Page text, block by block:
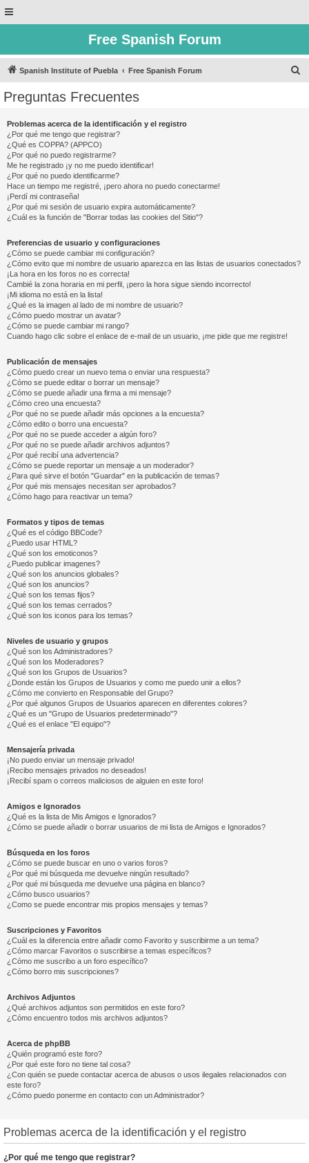
Free Spanish Forum
Spanish Institute of Puebla Free Spanish Forum
Preguntas Frecuentes
Problemas acerca de la identificación y el registro
¿Por qué me tengo que registrar?
¿Qué es COPPA? (APPCO)
¿Por qué no puedo registrarme?
Me he registrado ¡y no me puedo identificar!
¿Por qué no puedo identificarme?
Hace un tiempo me registré, ¡pero ahora no puedo conectarme!
¡Perdí mi contraseña!
¿Por qué mi sesión de usuario expira automáticamente?
¿Cuál es la función de "Borrar todas las cookies del Sitio"?
Preferencias de usuario y configuraciones
¿Cómo se puede cambiar mi configuración?
¿Cómo evito que mi nombre de usuario aparezca en las listas de usuarios conectados?
¡La hora en los foros no es correcta!
Cambié la zona horaria en mi perfil, ¡pero la hora sigue siendo incorrecto!
¡Mi idioma no está en la lista!
¿Qué es la imagen al lado de mi nombre de usuario?
¿Cómo puedo mostrar un avatar?
¿Cómo se puede cambiar mi rango?
Cuando hago clic sobre el enlace de e-mail de un usuario, ¡me pide que me registre!
Publicación de mensajes
¿Cómo puedo crear un nuevo tema o enviar una respuesta?
¿Cómo se puede editar o borrar un mensaje?
¿Cómo se puede añadir una firma a mi mensaje?
¿Cómo creo una encuesta?
¿Por qué no se puede añadir más opciones a la encuesta?
¿Cómo edito o borro una encuesta?
¿Por qué no se puede acceder a algún foro?
¿Por qué no se puede añadir archivos adjuntos?
¿Por qué recibí una advertencia?
¿Cómo se puede reportar un mensaje a un moderador?
¿Para qué sirve el botón "Guardar" en la publicación de temas?
¿Por qué mis mensajes necesitan ser aprobados?
¿Cómo hago para reactivar un tema?
Formatos y tipos de temas
¿Qué es el código BBCode?
¿Puedo usar HTML?
¿Qué son los emoticonos?
¿Puedo publicar imagenes?
¿Qué son los anuncios globales?
¿Qué son los anuncios?
¿Qué son los temas fijos?
¿Qué son los temas cerrados?
¿Qué son los iconos para los temas?
Niveles de usuario y grupos
¿Qué son los Administradores?
¿Qué son los Moderadores?
¿Qué son los Grupos de Usuarios?
¿Donde están los Grupos de Usuarios y como me puedo unir a ellos?
¿Cómo me convierto en Responsable del Grupo?
¿Por qué algunos Grupos de Usuarios aparecen en diferentes colores?
¿Qué es un "Grupo de Usuarios predeterminado"?
¿Qué es el enlace "El equipo"?
Mensajería privada
¡No puedo enviar un mensaje privado!
¡Recibo mensajes privados no deseados!
¡Recibí spam o correos maliciosos de alguien en este foro!
Amigos e Ignorados
¿Qué es la lista de Mis Amigos e Ignorados?
¿Cómo se puede añadir o borrar usuarios de mi lista de Amigos e Ignorados?
Búsqueda en los foros
¿Cómo se puede buscar en uno o varios foros?
¿Por qué mi búsqueda me devuelve ningún resultado?
¿Por qué mi búsqueda me devuelve una página en blanco?
¿Cómo busco usuarios?
¿Como se puede encontrar mis propios mensajes y temas?
Suscripciones y Favoritos
¿Cuál es la diferencia entre añadir como Favorito y suscribirme a un tema?
¿Cómo marcar Favoritos o suscribirse a temas específicos?
¿Cómo me suscribo a un foro específico?
¿Cómo borro mis suscripciones?
Archivos Adjuntos
¿Qué archivos adjuntos son permitidos en este foro?
¿Cómo encuentro todos mis archivos adjuntos?
Acerca de phpBB
¿Quién programó este foro?
¿Por qué este foro no tiene tal cosa?
¿Con quién se puede contactar acerca de abusos o usos ilegales relacionados con
este foro?
¿Cómo puedo ponerme en contacto con un Administrador?
Problemas acerca de la identificación y el registro
¿Por qué me tengo que registrar?